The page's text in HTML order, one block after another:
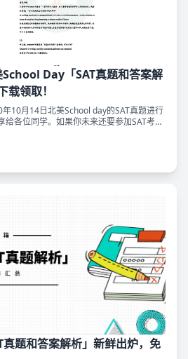
Day「SAT真题和答案解
领取！
10月14日北美School day的SAT真题进行
给各位同学。如果你未来还要参加SAT考
价值。 同时我们准备好了2020
题和答案解析」新鲜出炉，免